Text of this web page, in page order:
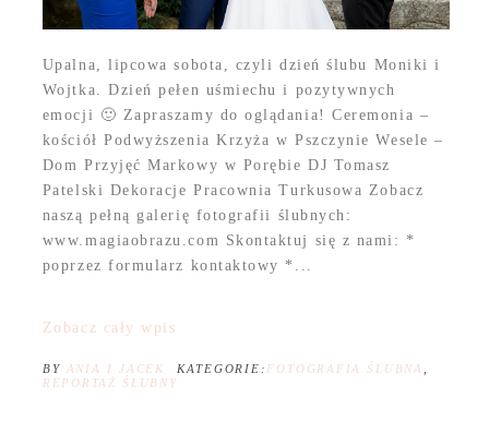
Upalna, lipcowa sobota, czyli dzień ślubu Moniki i
Wojtka. Dzień pełen uśmiechu i pozytywnych
emocji 🙂 Zapraszamy do oglądania! Ceremonia –
kościół Podwyższenia Krzyża w Pszczynie Wesele –
Dom Przyjęć Markowy w Porębie DJ Tomasz
Patelski Dekoracje Pracownia Turkusowa Zobacz
naszą pełną galerię fotografii ślubnych:
www.magiaobrazu.com Skontaktuj się z nami: *
poprzez formularz kontaktowy *...
Zobacz cały wpis
BY ANIA I JACEK KATEGORIE: FOTOGRAFIA ŚLUBNA
REPORTAŻ ŚLUBNY